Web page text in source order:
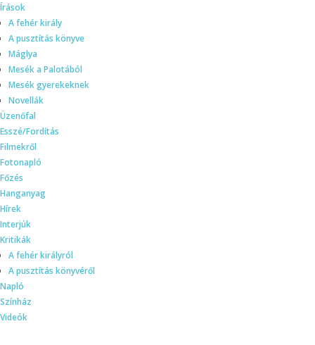
Írások
A fehér király
A pusztítás könyve
Máglya
Mesék a Palotából
Mesék gyerekeknek
Novellák
Üzenőfal
Esszé/Fordítás
Filmekről
Fotonapló
Főzés
Hanganyag
Hírek
Interjúk
Kritikák
A fehér királyról
A pusztítás könyvéről
Napló
Színház
Videók